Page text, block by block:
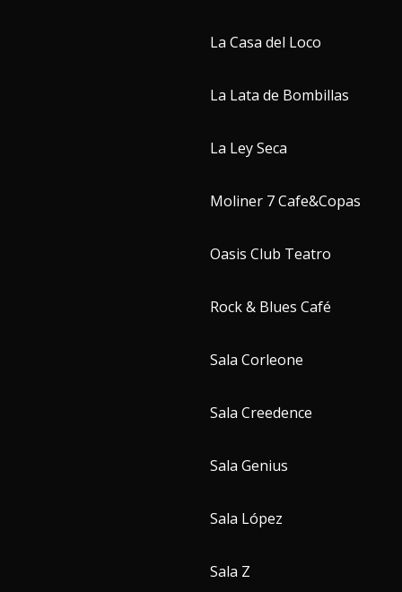
La Casa del Loco
La Lata de Bombillas
La Ley Seca
Moliner 7 Cafe&Copas
Oasis Club Teatro
Rock & Blues Café
Sala Corleone
Sala Creedence
Sala Genius
Sala López
Sala Z